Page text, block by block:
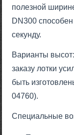
полезной
DN300
секунду.
Варианты
заказу лотки
быть
04760).
Специальные